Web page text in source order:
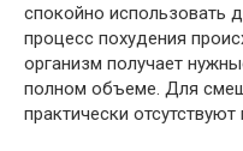
спокойно использовать
процесс похудения
организм получает
полном объеме. Для
практически